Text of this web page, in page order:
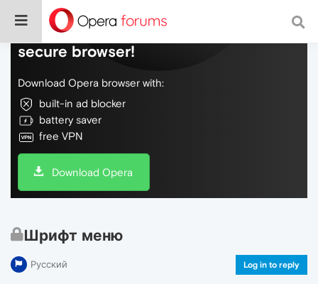
Do more on the web, with a fast and
secure browser!
Download Opera browser with:
built-in ad blocker
battery saver
free VPN
Download Opera
Шрифт меню
Русский Log in to reply